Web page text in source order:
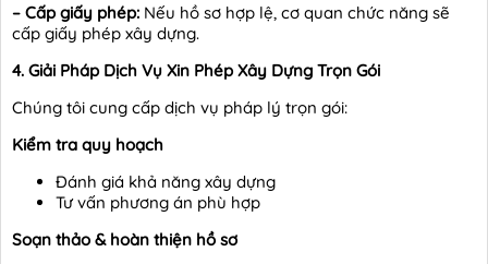
– Cấp giấy phép: Nếu hồ sơ hợp lệ, cơ quan chức năng sẽ
cấp giấy phép xây dựng.
4. Giải Pháp Dịch Vụ Xin Phép Xây Dựng Trọn Gói
Chúng tôi cung cấp dịch vụ pháp lý trọn gói:
Kiểm tra quy hoạch
Đánh giá khả năng xây dựng
Tư vấn phương án phù hợp
Soạn thảo & hoàn thiện hồ sơ